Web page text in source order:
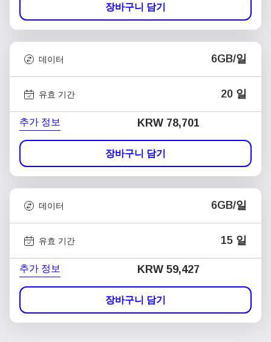
장바구니 담기
데이터 6GB/일
유효 기간 20 일
추가 정보 KRW 78,701
장바구니 담기
데이터 6GB/일
유효 기간 15 일
추가 정보 KRW 59,427
장바구니 담기